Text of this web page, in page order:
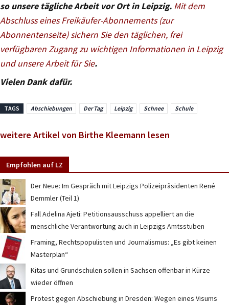
so unsere tägliche Arbeit vor Ort in Leipzig. Mit dem
Abschluss eines Freikäufer-Abonnements (zur
Abonnentenseite) sichern Sie den täglichen, frei
verfügbaren Zugang zu wichtigen Informationen in Leipzig
und unsere Arbeit für Sie.
Vielen Dank dafür.
TAGS Abschiebungen Der Tag Leipzig Schnee Schule
weitere Artikel von Birthe Kleemann lesen
Empfohlen auf LZ
Der Neue: Im Gespräch mit Leipzigs Polizeipräsidenten René
Demmler (Teil 1)
Fall Adelina Ajeti: Petitionsausschuss appelliert an die
menschliche Verantwortung auch in Leipzigs Amtsstuben
Framing, Rechtspopulisten und Journalismus: „Es gibt keinen
Masterplan“
Kitas und Grundschulen sollen in Sachsen offenbar in Kürze
wieder öffnen
Protest gegen Abschiebung in Dresden: Wegen eines Visums